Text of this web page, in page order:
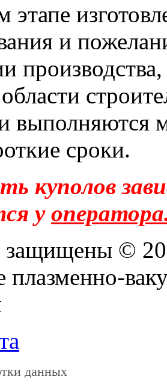
этапе
и
выполняются
сроки.
куполов
у оператора
защищены ©
данных